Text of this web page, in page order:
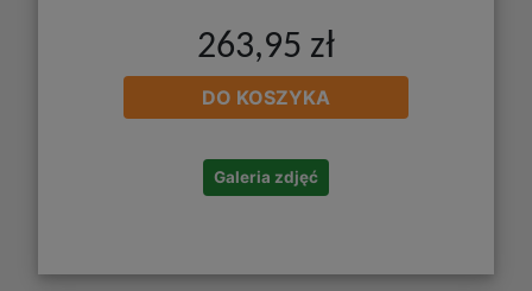
263,95 zł
DO KOSZYKA
Galeria zdjęć